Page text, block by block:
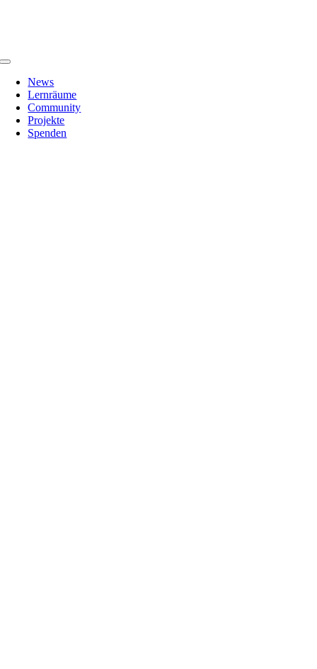
Toggle
Navigation
News
Lernräume
Community
Projekte
Spenden